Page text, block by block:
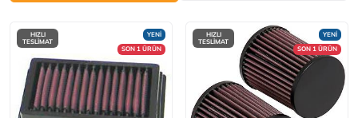
YENİ
SON 1 ÜRÜN
HIZLI
TESLİMAT
YENİ
SON 1 ÜRÜN
HIZLI
TESLİMAT